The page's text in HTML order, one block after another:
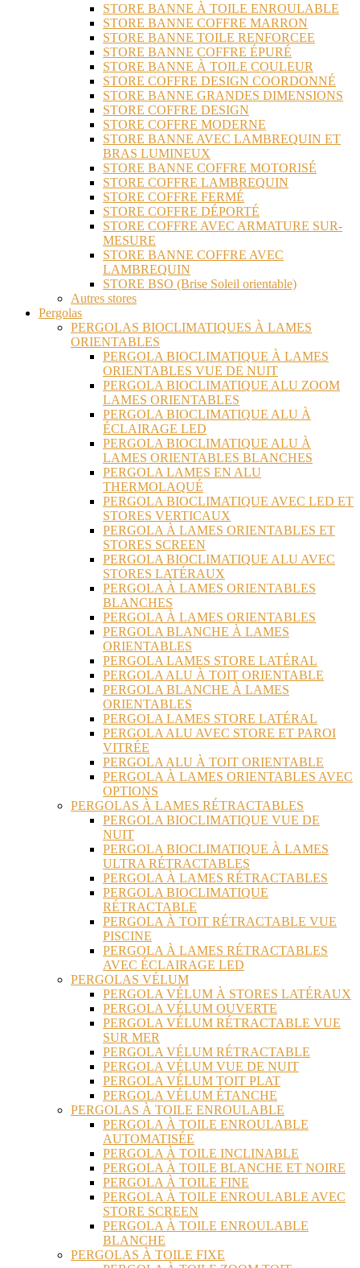
STORE BANNE À TOILE ENROULABLE
STORE BANNE COFFRE MARRON
STORE BANNE TOILE RENFORCEE
STORE BANNE COFFRE ÉPURÉ
STORE BANNE À TOILE COULEUR
STORE COFFRE DESIGN COORDONNÉ
STORE BANNE GRANDES DIMENSIONS
STORE COFFRE DESIGN
STORE COFFRE MODERNE
STORE BANNE AVEC LAMBREQUIN ET
BRAS LUMINEUX
STORE BANNE COFFRE MOTORISÉ
STORE COFFRE LAMBREQUIN
STORE COFFRE FERMÉ
STORE COFFRE DÉPORTÉ
STORE COFFRE AVEC ARMATURE SUR-
MESURE
STORE BANNE COFFRE AVEC
LAMBREQUIN
STORE BSO (Brise Soleil orientable)
Autres stores
Pergolas
PERGOLAS BIOCLIMATIQUES À LAMES
ORIENTABLES
PERGOLA BIOCLIMATIQUE À LAMES
ORIENTABLES VUE DE NUIT
PERGOLA BIOCLIMATIQUE ALU ZOOM
LAMES ORIENTABLES
PERGOLA BIOCLIMATIQUE ALU À
ÉCLAIRAGE LED
PERGOLA BIOCLIMATIQUE ALU À
LAMES ORIENTABLES BLANCHES
PERGOLA LAMES EN ALU
THERMOLAQUÉ
PERGOLA BIOCLIMATIQUE AVEC LED ET
STORES VERTICAUX
PERGOLA À LAMES ORIENTABLES ET
STORES SCREEN
PERGOLA BIOCLIMATIQUE ALU AVEC
STORES LATÉRAUX
PERGOLA À LAMES ORIENTABLES
BLANCHES
PERGOLA À LAMES ORIENTABLES
PERGOLA BLANCHE À LAMES
ORIENTABLES
PERGOLA LAMES STORE LATÉRAL
PERGOLA ALU À TOIT ORIENTABLE
PERGOLA BLANCHE À LAMES
ORIENTABLES
PERGOLA LAMES STORE LATÉRAL
PERGOLA ALU AVEC STORE ET PAROI
VITRÉE
PERGOLA ALU À TOIT ORIENTABLE
PERGOLA À LAMES ORIENTABLES AVEC
OPTIONS
PERGOLAS À LAMES RÉTRACTABLES
PERGOLA BIOCLIMATIQUE VUE DE
NUIT
PERGOLA BIOCLIMATIQUE À LAMES
ULTRA RÉTRACTABLES
PERGOLA À LAMES RÉTRACTABLES
PERGOLA BIOCLIMATIQUE
RÉTRACTABLE
PERGOLA À TOIT RÉTRACTABLE VUE
PISCINE
PERGOLA À LAMES RÉTRACTABLES
AVEC ÉCLAIRAGE LED
PERGOLAS VÉLUM
PERGOLA VÉLUM À STORES LATÉRAUX
PERGOLA VÉLUM OUVERTE
PERGOLA VÉLUM RÉTRACTABLE VUE
SUR MER
PERGOLA VÉLUM RÉTRACTABLE
PERGOLA VÉLUM VUE DE NUIT
PERGOLA VÉLUM TOIT PLAT
PERGOLA VÉLUM ÉTANCHE
PERGOLAS À TOILE ENROULABLE
PERGOLA À TOILE ENROULABLE
AUTOMATISÉE
PERGOLA À TOILE INCLINABLE
PERGOLA À TOILE BLANCHE ET NOIRE
PERGOLA À TOILE FINE
PERGOLA À TOILE ENROULABLE AVEC
STORE SCREEN
PERGOLA À TOILE ENROULABLE
BLANCHE
PERGOLAS À TOILE FIXE